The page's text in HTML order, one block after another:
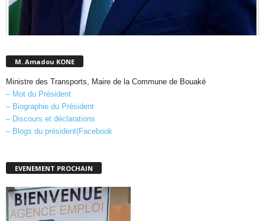
M. Amadou KONE
Ministre des Transports, Maire de la Commune de Bouaké
– Mot du Président
– Biographie du Président
– Discours et déclarations
– Blogs du président(Facebook
EVENEMENT PROCHAIN